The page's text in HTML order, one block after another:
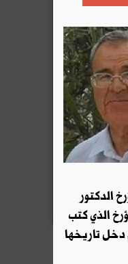
الدكتور
الذي كتب
دخل تاريخها